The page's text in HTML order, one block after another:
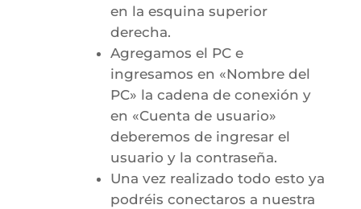
en la esquina superior
derecha.
Agregamos el PC e
ingresamos en «Nombre del
PC» la cadena de conexión y
en «Cuenta de usuario»
deberemos de ingresar el
usuario y la contraseña.
Una vez realizado todo esto ya
podréis conectaros a nuestra